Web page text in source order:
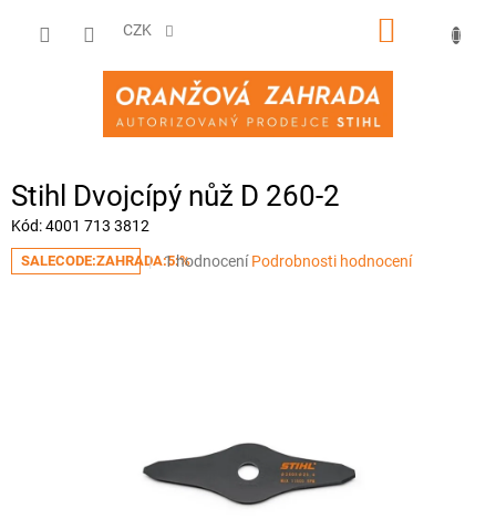
CZK
NÁKUPNÍ
Stihl Dvojcípý nůž D 260-2
Kód:4001 713 3812
SALECODE:ZAHRADA:5:%Průměrné
1 hodnocení Podrobnosti hodnocení